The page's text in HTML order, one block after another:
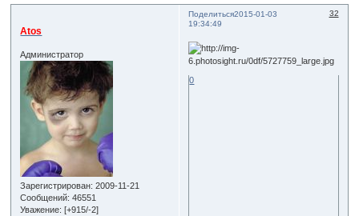
Поделиться 32
2015-01-03
19:34:49
Atos
Администратор
Зарегистрирован: 2009-11-21
Сообщений: 46551
Уважение: [+915/-2]
0